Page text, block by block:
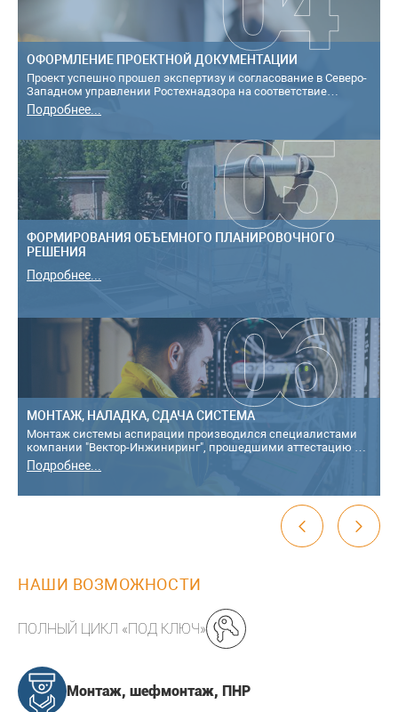
ОФОРМЛЕНИЕ ПРОЕКТНОЙ ДОКУМЕНТАЦИИ
Проект успешно прошел экспертизу и согласование в Северо-
Западном управлении Ростехнадзора на соответствие
требованиям промышленной безопа...
Подробнее...
ФОРМИРОВАНИЯ ОБЪЕМНОГО ПЛАНИРОВОЧНОГО
РЕШЕНИЯ
Подробнее...
МОНТАЖ, НАЛАДКА, СДАЧА СИСТЕМА
Монтаж системы аспирации производился специалистами
компании "Вектор-Инжиниринг", прошедшими аттестацию в
территориальной аттестационной к...
Подробнее...
НАШИ ВОЗМОЖНОСТИ
ПОЛНЫЙ ЦИКЛ «ПОД КЛЮЧ»
Монтаж, шефмонтаж, ПНР